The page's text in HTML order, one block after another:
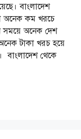
বাংলাদেশ
অনেক কম খরচে
সময়ে অনেক দেশ
টাকা খরচ হয়ে
বাংলাদেশ থেকে